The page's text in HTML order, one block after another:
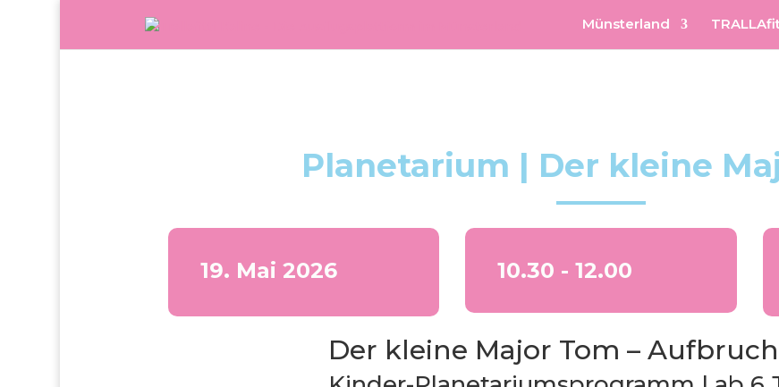
Münsterland
Planetarium | Der kleine
19. Mai 2026 10.30 - 12.00
Der kleine Major Tom –